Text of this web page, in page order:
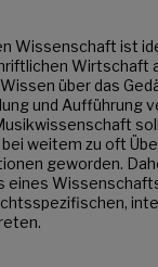
Wissenschaft ist
Wirtschaft
über das
und Aufführung
weitem zu oft
geworden.
eines